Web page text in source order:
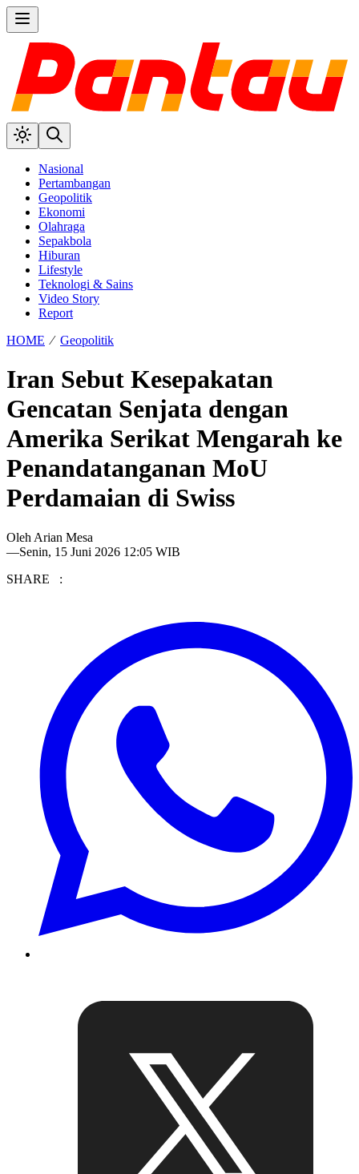
Nasional
Pertambangan
Geopolitik
Ekonomi
Olahraga
Sepakbola
Hiburan
Lifestyle
Teknologi & Sains
Video Story
Report
HOME ⁄ Geopolitik
Iran Sebut Kesepakatan
Gencatan Senjata dengan
Amerika Serikat Mengarah ke
Penandatanganan MoU
Perdamaian di Swiss
Oleh Arian Mesa
—Senin, 15 Juni 2026 12:05 WIB
SHARE :